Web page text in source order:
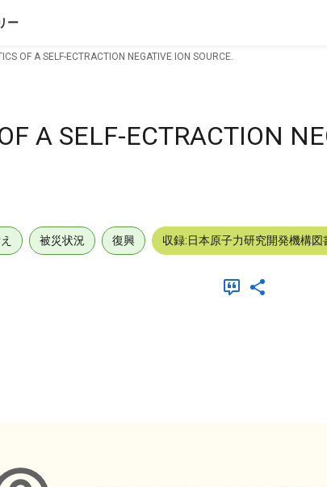
ー
OF A SELF-ECTRACTION NEGATIVE ION SOURCE.
A SELF-ECTRACTION
被災状況 復興 収録:日本原子力研究開発機構図